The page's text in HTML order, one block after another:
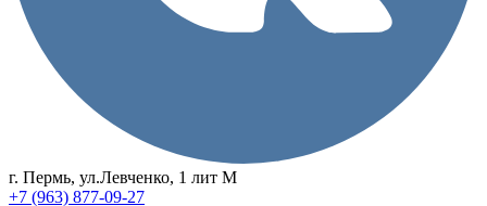
г. Пермь, ул.Левченко, 1 лит М
+7 (963) 877-09-27